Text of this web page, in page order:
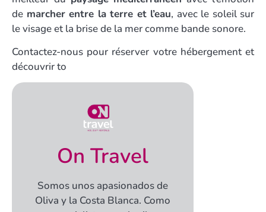
de marcher entre la terre et l’eau, avec le soleil sur
le visage et la brise de la mer comme bande sonore.
Contactez-nous pour réserver votre hébergement et
découvrir to
On Travel
Somos unos apasionados de
Oliva y la Costa Blanca. Como